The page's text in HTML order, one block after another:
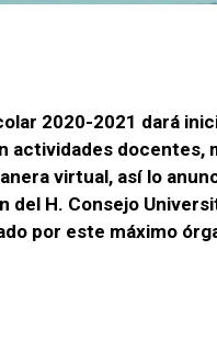
2020-2021 dará
actividades
virtual, así lo
del H. Consejo
por este máximo